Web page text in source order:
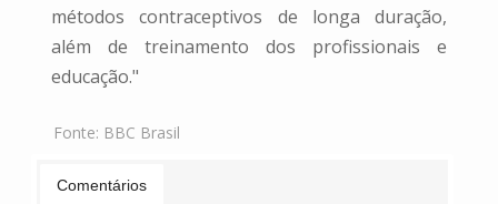
métodos contraceptivos de longa duração,
além de treinamento dos profissionais e
educação."
Fonte: BBC Brasil
Comentários